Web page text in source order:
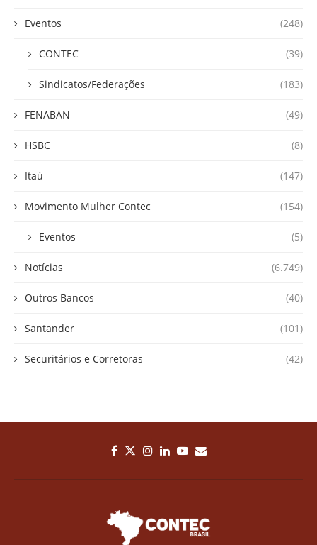
Eventos (248)
CONTEC (39)
Sindicatos/Federações (183)
FENABAN (49)
HSBC (8)
Itaú (147)
Movimento Mulher Contec (154)
Eventos (5)
Notícias (6.749)
Outros Bancos (40)
Santander (101)
Securitários e Corretoras (42)